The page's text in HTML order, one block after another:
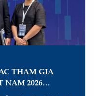
THAM GIA
NAM 2026